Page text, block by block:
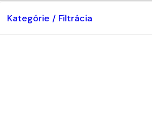
Kategórie / Filtrácia